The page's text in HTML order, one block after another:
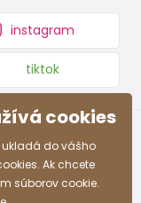
instagram
tiktok
cookies
ukladá do vášho
Ak chcete
súborov cookie.